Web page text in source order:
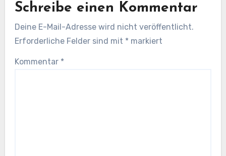
Schreibe einen Kommentar
Deine E-Mail-Adresse wird nicht veröffentlicht.
Erforderliche Felder sind mit * markiert
Kommentar *